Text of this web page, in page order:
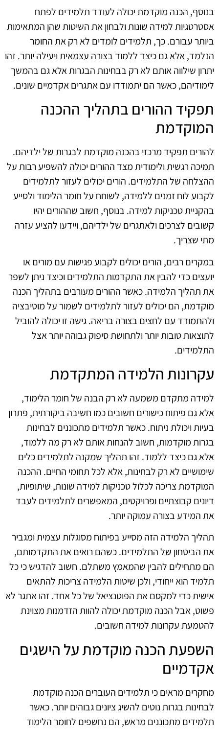
בנוסף, הכנה מוקדמת יכולה לעודד תלמידים לפתח
אסטרטגיות למידה שונות ולבחון את השיטות שהן המתאימות
ביותר עבורם. כך, תלמידים לומדים לא רק את החומר
הנלמד, אלא גם כיצד ללמוד בצורה עצמאית ויעילה יותר. זהו
יתרון שילווה אותם לא רק בבחינות הבגרות אלא גם בהמשך
לימודיהם, כאשר הם יתמודדו עם אתגרים אקדמיים שונים.
תפקיד ההורים בתהליך ההכנה
המוקדמת
להורים תפקיד מרכזי בהכנה מוקדמת לבגרות של ילדיהם.
תמיכה רגשית ולימודית מצד ההורים יכולה להשפיע רבות על
ההצלחה של התלמידים. הורים יכולים לעזור לתלמידים
לקבוע לוח זמנים ללמידה, לשוחח על חומר הלימוד ולסייע
בהקניית טכניקות למידה. בנוסף, חשוב שההורים יהיו
קשובים לצרכים ולאתגרים של ילדיהם, ויידעו להציע עזרה
מתי שצריך.
במקרים רבים, הורים יכולים לקבוע פגישות עם מורים או
יועצים כדי להבין את התקדמות התלמידים וכיצד ניתן לשפר
את תהליך הלמידה. כאשר ההורים מעורבים בתהליך הכנה
מוקדמת, הם יכולים לעזור לתלמידים לשמור על מוטיבציה
ולהתמודד עם לחצים בצורה בריאה. גישה זו יכולה להוביל
לתוצאות טובות יותר ולתחושת סיפוק גבוהה יותר אצל
התלמידים.
עקרונות הלמידה המתקדמת
למידה מתקדם משמעה לא רק הבנה של חומר הלימוד,
אלא גם פיתוח כישורים חשובים כמו חשיבה ביקורתית, פתרון
בעיות ויכולת ניתוח. כאשר תלמידים מתכוננים לבחינות
בגרות מוקדמות, חשוב להנחות אותם לא רק מה ללמוד,
אלא גם כיצד ללמוד. זהו תהליך שמקנה לתלמידים כלים
שימושיים לא רק לבחינות, אלא לכל תחומי החיים. ההכנה
המוקדמת צריכה לכלול טכניקות למידה שונות, שיתופיות,
דיונים קבוצתיים ופרויקטים, המאפשרים לתלמידים לעבד
את המידע בצורה עמוקה יותר.
תהליך הלמידה הזה מסייע בפיתוח מסוגלות עצמית ומגביר
את הביטחון של התלמידים. כשהם רואים את התקדמותם,
הם מתחילים להבין שהמאמץ משתלם. חשוב להדגיש כי כל
תלמיד הוא ייחודי, ולכן שיטות הלמידה צריכות להתאים
אישית כדי למקסם את הפוטנציאל של כל אחד. זהו אתגר לא
פשוט, אבל הכנה מוקדמת יכולה להוות הזדמנות מצוינת
להטמעת עקרונות למידה חשובים.
השפעת הכנה מוקדמת על הישגים
אקדמיים
מחקרים מראים כי תלמידים העוברים הכנה מוקדמת
לבחינות בגרות נוטים להשיג ציונים גבוהים יותר. כאשר
תלמידים מתכוננים מראש, הם נחשפים לחומר הלימוד